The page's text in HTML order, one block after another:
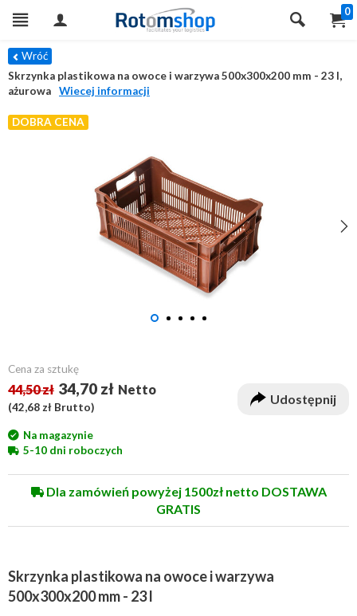
0
Wróć
Skrzynka plastikowa na owoce i warzywa 500x300x200 mm - 23 l,
ażurowa
Wiecej informacji
DOBRA CENA
Cena za sztukę
44,50 zł 34,70 zł Netto
(42,68 zł Brutto)
Udostępnij
Na magazynie
5-10 dni roboczych
Dla zamówień powyżej 1500zł netto DOSTAWA
GRATIS
Skrzynka plastikowa na owoce i warzywa
500x300x200 mm - 23 l